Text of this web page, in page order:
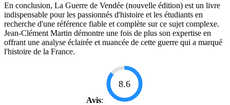
En conclusion, La Guerre de Vendée (nouvelle édition) est un livre
indispensable pour les passionnés d'histoire et les étudiants en
recherche d'une référence fiable et complète sur ce sujet complexe.
Jean-Clément Martin démontre une fois de plus son expertise en
offrant une analyse éclairée et nuancée de cette guerre qui a marqué
l'histoire de la France.
Avis:
8.6